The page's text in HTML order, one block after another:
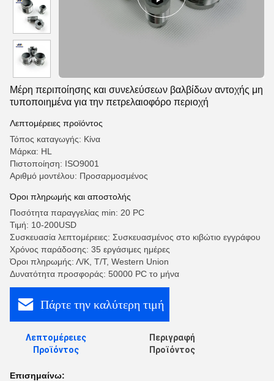
Μέρη περιποίησης και συνελεύσεων βαλβίδων αντοχής μη
τυποποιημένα για την πετρελαιοφόρο περιοχή
Λεπτομέρειες προϊόντος
Τόπος καταγωγής: Κίνα
Μάρκα: HL
Πιστοποίηση: ISO9001
Αριθμό μοντέλου: Προσαρμοσμένος
Όροι πληρωμής και αποστολής
Ποσότητα παραγγελίας min: 20 PC
Τιμή: 10-200USD
Συσκευασία λεπτομέρειες: Συσκευασμένος στο κιβώτιο εγγράφου
Χρόνος παράδοσης: 35 εργάσιμες ημέρες
Όροι πληρωμής: Λ/Κ, Τ/Τ, Western Union
Δυνατότητα προσφοράς: 50000 PC το μήνα
Πάρτε την καλύτερη τιμή
Λεπτομέρειες
Προϊόντος
Περιγραφή
Προϊόντος
Επισημαίνω: